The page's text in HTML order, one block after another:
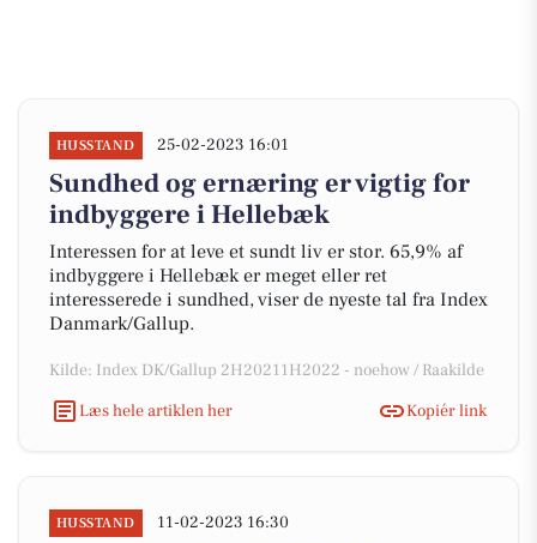
HUSSTAND 25-02-2023 16:01
Sundhed og ernæring er vigtig for
indbyggere i Hellebæk
Interessen for at leve et sundt liv er stor. 65,9% af
indbyggere i Hellebæk er meget eller ret
interesserede i sundhed, viser de nyeste tal fra Index
Danmark/Gallup.
Kilde: Index DK/Gallup 2H20211H2022 - noehow / Raakilde
Læs hele artiklen her
Kopiér link
HUSSTAND 11-02-2023 16:30